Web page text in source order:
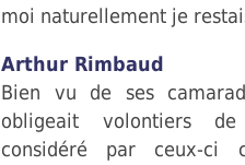
moi naturellement je
Arthur Rimbaud
Bien vu de ses
obligeait volontiers
considéré par ceux-ci